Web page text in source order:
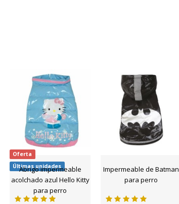
Oferta
Últimas unidades
Abrigo impermeable
acolchado azul Hello Kitty
para perro
Impermeable de Batman
para perro